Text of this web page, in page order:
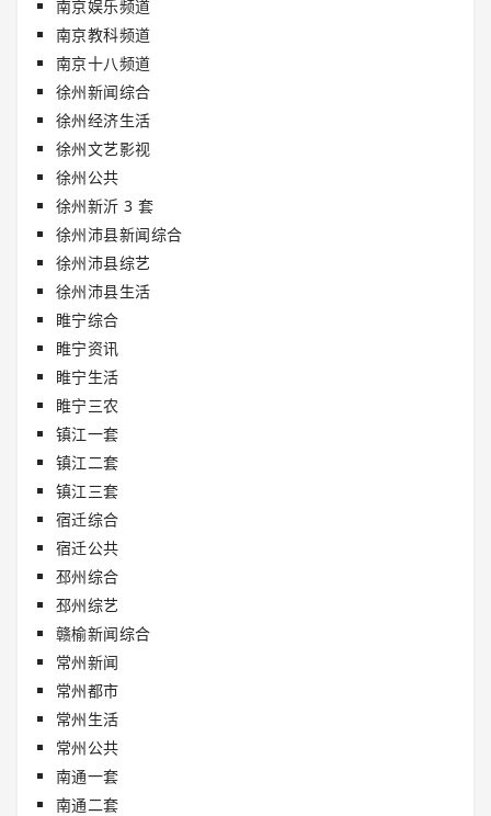
南京娱乐频道
南京教科频道
南京十八频道
徐州新闻综合
徐州经济生活
徐州文艺影视
徐州公共
徐州新沂 3 套
徐州沛县新闻综合
徐州沛县综艺
徐州沛县生活
睢宁综合
睢宁资讯
睢宁生活
睢宁三农
镇江一套
镇江二套
镇江三套
宿迁综合
宿迁公共
邳州综合
邳州综艺
赣榆新闻综合
常州新闻
常州都市
常州生活
常州公共
南通一套
南通二套